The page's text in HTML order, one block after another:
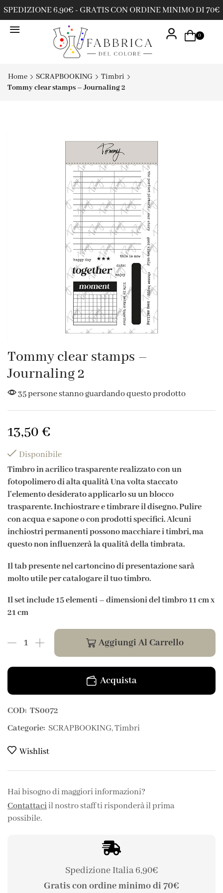
SPEDIZIONE 6,90€ - GRATIS CON ORDINE MINIMO DI 70€
0
Home SCRAPBOOKING
Timbri
Tommy clear stamps – Journaling 2
Tommy clear stamps –
Journaling 2
35 persone stanno guardando questo prodotto
13,50 €
Disponibile
Timbro in acrilico trasparente realizzato con un
fotopolimero di alta qualità Una volta staccato
l’elemento desiderato applicarlo su un blocco
trasparente. Inchiostrare e timbrare il disegno. Pulire
con acqua e sapone o con prodotti specifici. Alcuni
inchiostri permanenti possono macchiare i timbri, ma
questo non influenzerà la qualità della timbrata.
Il tab presente nel cartoncino di presentazione sarà
molto utile per catalogare il tuo timbro.
Il set include 15 elementi –dimensioni del timbro 11 cm x
21 cm
Aggiungi Al Carrello
Acquista
COD: TS0072
Categorie: SCRAPBOOKING,Timbri
Wishlist
Hai bisogno di maggiori informazioni?
Contattaciil nostro staff ti risponderà il prima
possibile.
Spedizione Italia 6,90€
Gratis con ordine minimo di 70€